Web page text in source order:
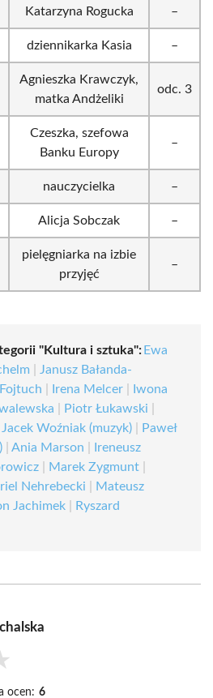
Katarzyna Rogucka –
dziennikarka Kasia –
Agnieszka Krawczyk,
matka Andżeliki
odc. 3
Czeszka, szefowa
Banku Europy
–
nauczycielka –
Alicja Sobczak –
pielęgniarka na izbie
przyjęć
–
"Kultura i sztuka": Ewa
Janusz Bałanda-
Irena Melcer
Iwona
Piotr Łukawski
Jacek Woźniak (muzyk)
Paweł
Ania Marson
Ireneusz
Marek Zygmunt
Nehrebecki
Mateusz
Jachimek
Ryszard
ocen: 6